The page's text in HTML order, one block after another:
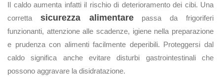
Il caldo aumenta infatti il rischio di deterioramento dei cibi. Una
corretta sicurezza alimentarepassa da frigoriferi
funzionanti, attenzione alle scadenze, igiene nella preparazione
e prudenza con alimenti facilmente deperibili. Proteggersi dal
caldo significa anche evitare disturbi gastrointestinali che
possono aggravare la disidratazione.